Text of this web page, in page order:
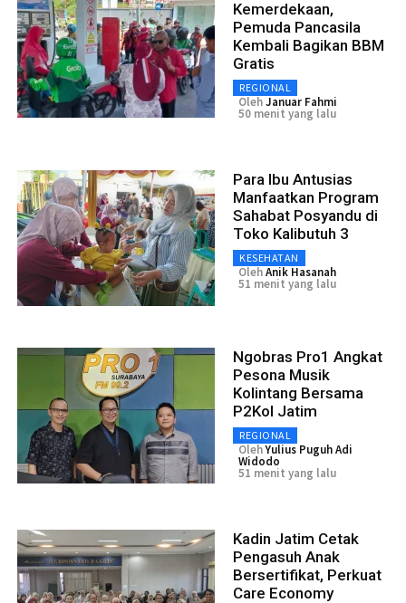
Kemerdekaan,
Pemuda Pancasila
Kembali Bagikan BBM
Gratis
REGIONAL
OlehJanuar Fahmi
50 menit yang lalu
Para Ibu Antusias
Manfaatkan Program
Sahabat Posyandu di
Toko Kalibutuh 3
KESEHATAN
OlehAnik Hasanah
51 menit yang lalu
Ngobras Pro1 Angkat
Pesona Musik
Kolintang Bersama
P2Kol Jatim
REGIONAL
OlehYulius Puguh Adi
Widodo
51 menit yang lalu
Kadin Jatim Cetak
Pengasuh Anak
Bersertifikat, Perkuat
Care Economy